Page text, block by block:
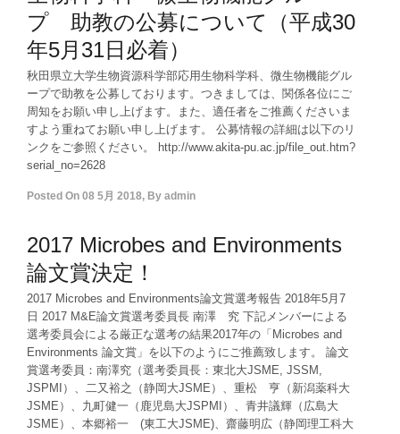
プ 助教の公募について（平成30
年5月31日必着）
秋田県立大学生物資源科学部応用生物科学科、微生物機能グル
ープで助教を公募しております。つきましては、関係各位にご
周知をお願い申し上げます。また、適任者をご推薦くださいま
すよう重ねてお願い申し上げます。 公募情報の詳細は以下のリ
ンクをご参照ください。 http://www.akita-pu.ac.jp/file_out.htm?
serial_no=2628
Posted On 08 5月 2018, By admin
2017 Microbes and Environments
論文賞決定！
2017 Microbes and Environments論文賞選考報告 2018年5月7
日 2017 M&E論文賞選考委員長 南澤 究 下記メンバーによる
選考委員会による厳正な選考の結果2017年の「Microbes and
Environments 論文賞」を以下のようにご推薦致します。 論文
賞選考委員：南澤究（選考委員長：東北大JSME, JSSM,
JSPMI）、二又裕之（静岡大JSME）、重松 亨（新潟薬科大
JSME）、九町健一（鹿児島大JSPMI）、青井議輝（広島大
JSME）、本郷裕一 (東工大JSME)、齋藤明広（静岡理工科大